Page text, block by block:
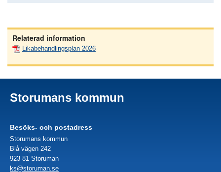
Relaterad information
Likabehandlingsplan 2026
Storumans kommun
Besöks- och postadress
Storumans kommun
Blå vägen 242
923 81 Storuman
ks@storuman.se